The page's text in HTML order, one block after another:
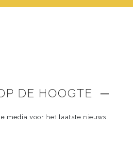
DE HOOGTE ─
media voor het laatste nieuws